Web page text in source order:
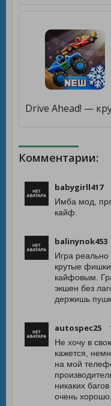
Комментарии:
babygirll417
Имба мод,
кайф.
balinynok453
Игра реально
крутые
кайфовым.
экшен без
держишь
autospec25
Не хочу в
кажется,
на мой
никаких
очень